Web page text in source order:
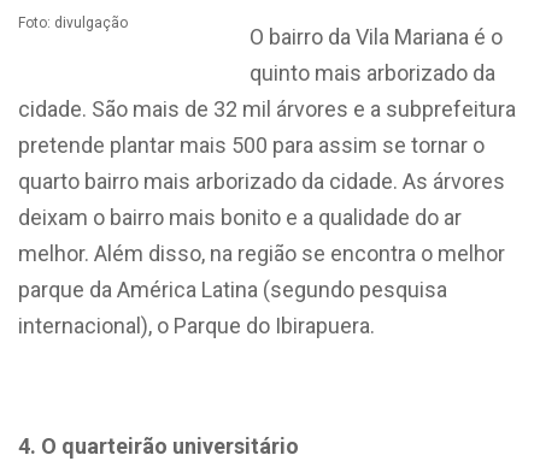
Foto: divulgação
O bairro da Vila Mariana é o
quinto mais arborizado da
cidade. São mais de 32 mil árvores e a subprefeitura
pretende plantar mais 500 para assim se tornar o
quarto bairro mais arborizado da cidade. As árvores
deixam o bairro mais bonito e a qualidade do ar
melhor. Além disso, na região se encontra o melhor
parque da América Latina (segundo pesquisa
internacional), o Parque do Ibirapuera.
4. O quarteirão universitário